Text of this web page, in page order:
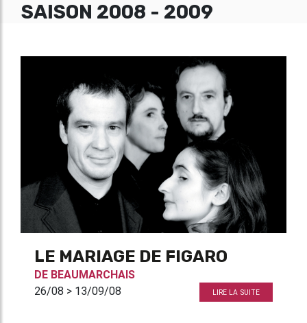
SAISON 2008 - 2009
LE MARIAGE DE FIGARO
DE BEAUMARCHAIS
26/08 > 13/09/08
LIRE LA SUITE